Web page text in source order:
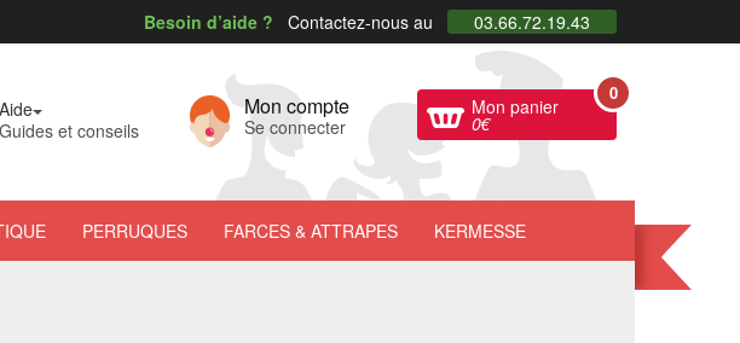
Besoin d’aide ? Contactez-nous au 03.66.72.19.43
Aide
Guides et conseils
Mon compte
Se connecter
Mon panier
0€
0
PERRUQUES FARCES & ATTRAPES KERMESSE